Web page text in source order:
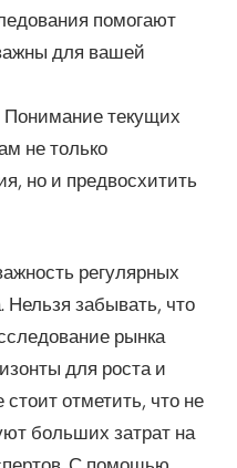
помогают
для вашей
Понимание текущих
не только
но и предвосхитить
регулярных
забывать, что
рынка
для роста и
отметить, что не
больших затрат на